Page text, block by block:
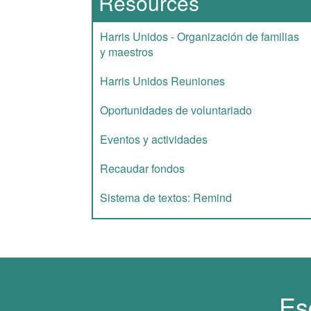
Harris Unidos - Organización de familias
y maestros
Harris Unidos Reuniones
Oportunidades de voluntariado
Eventos y actividades
Recaudar fondos
Sistema de textos: Remind